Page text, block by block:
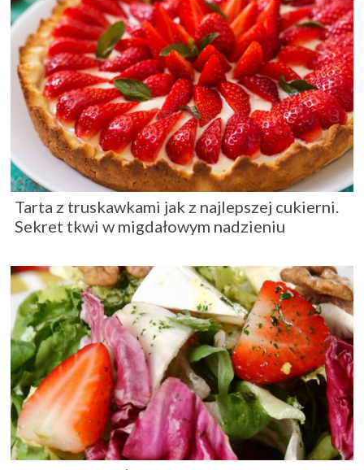
Tarta z truskawkami jak z najlepszej cukierni.
Sekret tkwi w migdałowym nadzieniu